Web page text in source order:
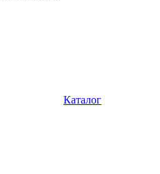
Каталог